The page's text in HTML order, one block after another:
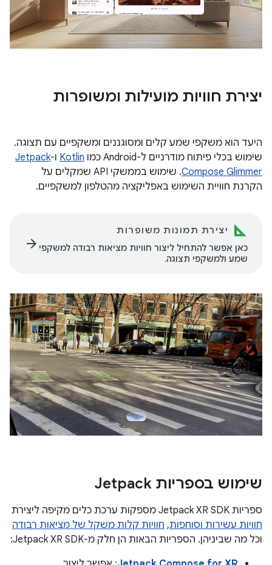
יצירת חוויות מועילות ומשופרות
היעד הוא משקפי שמע קלים ומסוגננים ומשקפיים עם תצוגה.
שימוש בכלי פיתוח מודרניים ל-Android כמו
Kotlin ו-Jetpack
Compose Glimmer
. שימוש בממשקי API שמקלים על
הקרנת חוויית השימוש באפליקציה מהטלפון למשקפיים.
יצירת תמונות משופרות
כאן אפשר להתחיל ליצור חוויות מציאות רבודה למשקפי
שמע ולמשקפי תצוגה.
arrow_forward
שימוש בספריות Jetpack
ספריות Jetpack XR SDK מספקות ערכת כלים מקיפה ליצירת
חוויות עשירות וסוחפות, חוויות קלות משקל של מציאות רבודה
וכל מה שביניהן. הספריות הבאות הן חלק מ-Jetpack XR SDK: